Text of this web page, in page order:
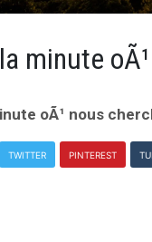
oÃ¹ nous
TWITTER PINTEREST